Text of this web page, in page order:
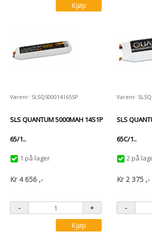
Kjøp
Varenr: SLSQ500014165SP
SLS QUANTUM 5000MAH 14S1P
65/1..
1 på lager
Kr 4 656 ,-
Kjøp
Varenr:
SLS
65C/1..
2 på
Kr 2 375 ,-